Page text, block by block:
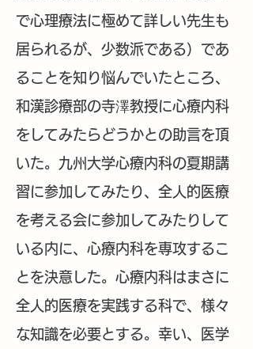
で心理療法に極めて詳しい先生も
居られるが、少数派である）であ
ることを知り悩んでいたところ、
和漢診療部の寺澤教授に心療内科
をしてみたらどうかとの助言を頂
いた。九州大学心療内科の夏期講
習に参加してみたり、全人的医療
を考える会に参加してみたりして
いる内に、心療内科を専攻するこ
とを決意した。心療内科はまさに
全人的医療を実践する科で、様々
な知識を必要とする。幸い、医学